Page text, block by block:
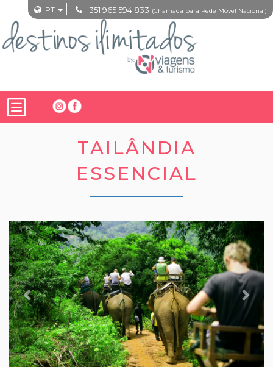
PT +351 965 594 833 (Chamada para Rede Móvel Nacional)
TAILÂNDIA
ESSENCIAL
Previous Next